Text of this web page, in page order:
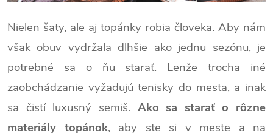
Nielen šaty, ale aj topánky robia človeka. Aby nám
však obuv vydržala dlhšie ako jednu sezónu, je
potrebné sa o ňu starať. Lenže trocha iné
zaobchádzanie vyžadujú tenisky do mesta, a inak
sa čistí luxusný semiš. Ako sa starať o rôzne
materiály topánok, aby ste si v meste a na